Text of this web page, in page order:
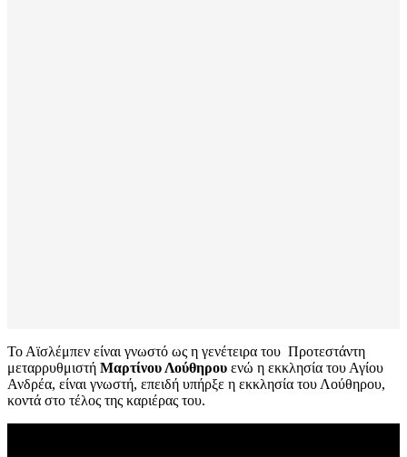
Το Αϊσλέμπεν είναι γνωστό ως η γενέτειρα του Προτεστάντη
μεταρρυθμιστή Μαρτίνου Λούθηρου ενώ η εκκλησία του Αγίου
Ανδρέα, είναι γνωστή, επειδή υπήρξε η εκκλησία του Λούθηρου,
κοντά στο τέλος της καριέρας του.